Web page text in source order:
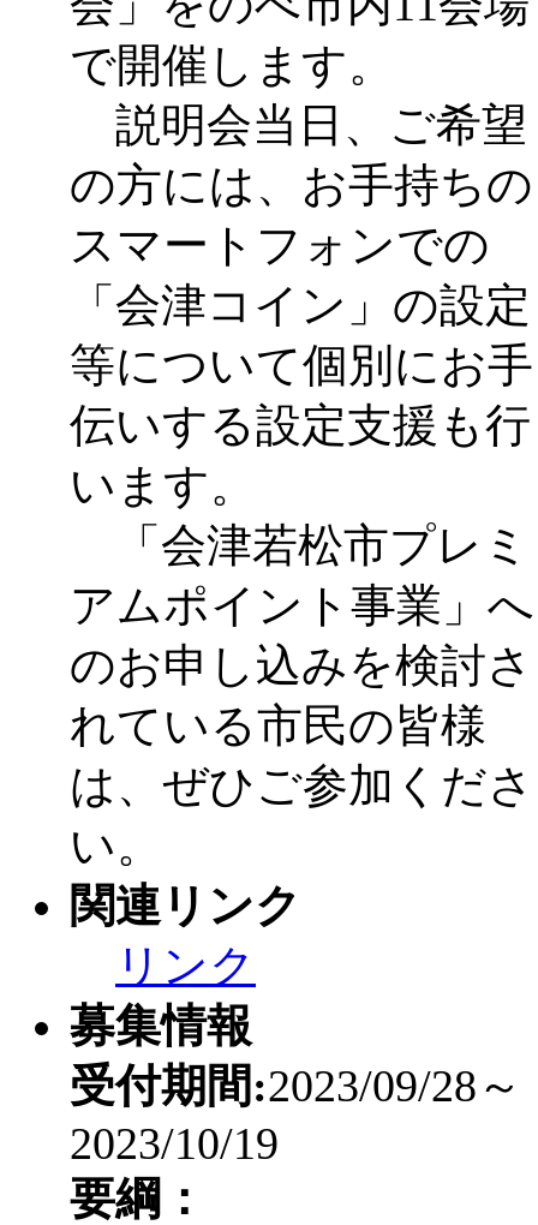
で開催します。
説明会当日、ご希望
の方には、お手持ちの
スマートフォンでの
「会津コイン」の設定
等について個別にお手
伝いする設定支援も行
います。
「会津若松市プレミ
アムポイント事業」へ
のお申し込みを検討さ
れている市民の皆様
は、ぜひご参加くださ
い。
関連リンク
リンク
募集情報
受付期間:2023/09/28～
2023/10/19
要綱：